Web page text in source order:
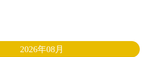
2026年08月